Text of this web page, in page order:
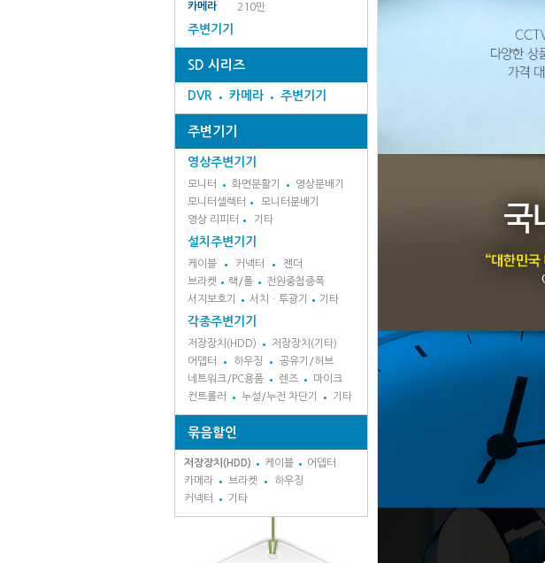
카메라
210만
주변기기
SD 시리즈
DVR 카메라 주변기기
주변기기
영상주변기기
모니터 화면분활기
영상분배기
모니터셀렉터
모니터분배기
영상 리피터
기타
설치주변기기
케이블 커넥터
젠더
브라켓
랙/폴
전원중첩증폭
서지보호기
서치ㆍ투광기 기타
각종주변기기
저장장치(HDD)
저장장치(기타)
어뎁터
하우징
공유기/허브
네트워크/PC용품
렌즈
마이크
컨트롤러
누설/누전 차단기 기타
묶음할인
저장장치(HDD) 케이블
어뎁터
카메라
브라켓
하우징
커넥터
기타